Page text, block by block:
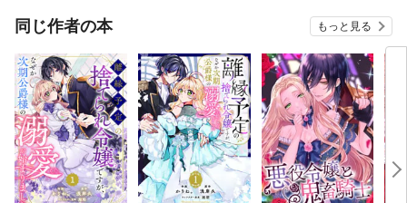
同じ作者の本 もっと見る